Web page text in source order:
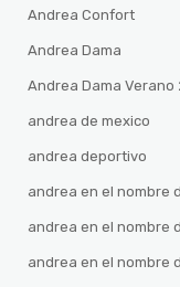
Andrea Confort
Andrea Dama
Andrea Dama Verano
andrea de mexico
andrea deportivo
andrea en el nombre
andrea en el nombre
andrea en el nombre